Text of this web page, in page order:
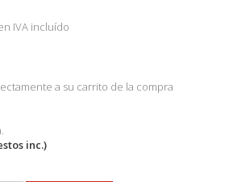
IVA incluído
a su carrito de la compra
inc.)